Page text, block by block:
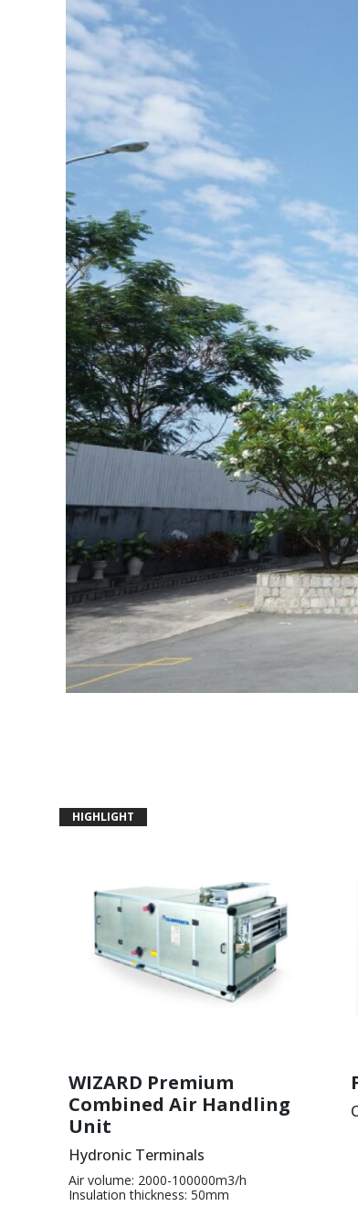
HIGHLIGHT
WIZARD Premium
Combined Air Handling
Unit
Hydronic Terminals
Air volume: 2000-100000m3/h
Insulation thickness: 50mm